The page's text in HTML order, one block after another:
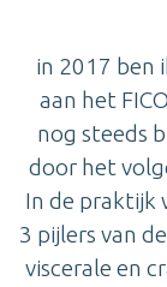
in 2017 ben
aan het
nog steeds
door het
In de praktijk
3 pijlers van
viscerale en